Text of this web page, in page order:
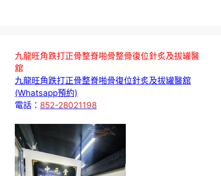
九龍旺角跌打正骨整脊啪骨整骨復位針炙及拔罐醫
舘
九龍旺角跌打正骨整脊啪骨復位針炙及拔罐醫舘
(Whatsapp預約)
電話： 852-28021198